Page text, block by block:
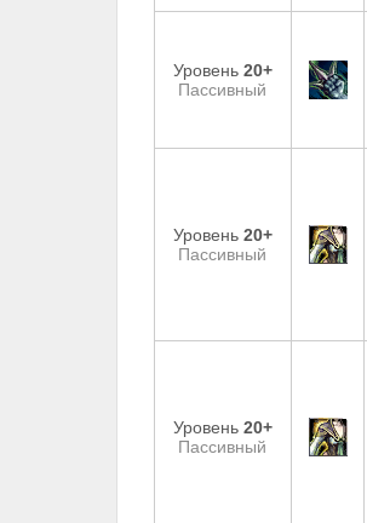
Уровень 20+
Пассивный
Уровень 20+
Пассивный
Уровень 20+
Пассивный